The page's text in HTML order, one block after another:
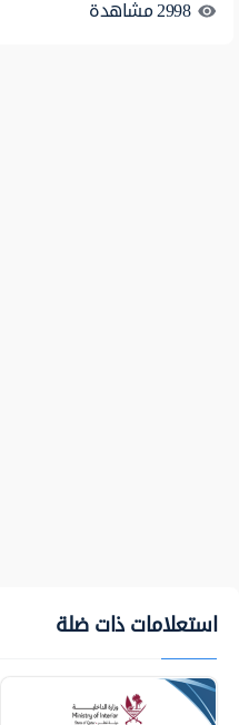
2998مشاهدة
استعلامات ذات ضلة